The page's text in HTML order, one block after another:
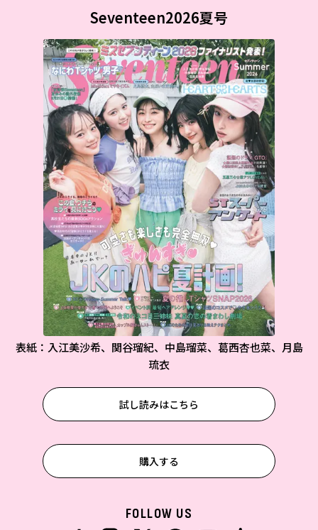
Seventeen2026夏号
表紙：入江美沙希、関谷瑠紀、中島瑠菜、葛西杏也菜、月島
琉衣
試し読みはこちら
購入する
FOLLOW US